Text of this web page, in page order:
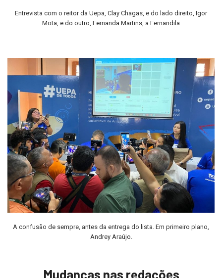
Entrevista com o reitor da Uepa, Clay Chagas, e do lado direito, Igor
Mota, e do outro, Fernanda Martins, a Fernandila
A confusão de sempre, antes da entrega do lista. Em primeiro plano,
Andrey Araújo.
Mudanças nas redações